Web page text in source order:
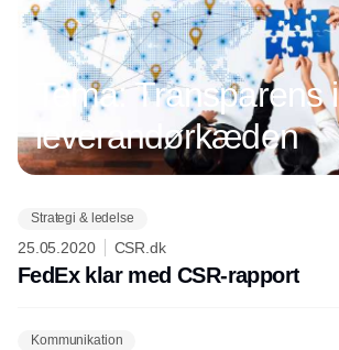
Tema: Transparens i
leverandørkæden
Strategi & ledelse
25.05.2020 CSR.dk
FedEx klar med CSR-rapport
Kommunikation